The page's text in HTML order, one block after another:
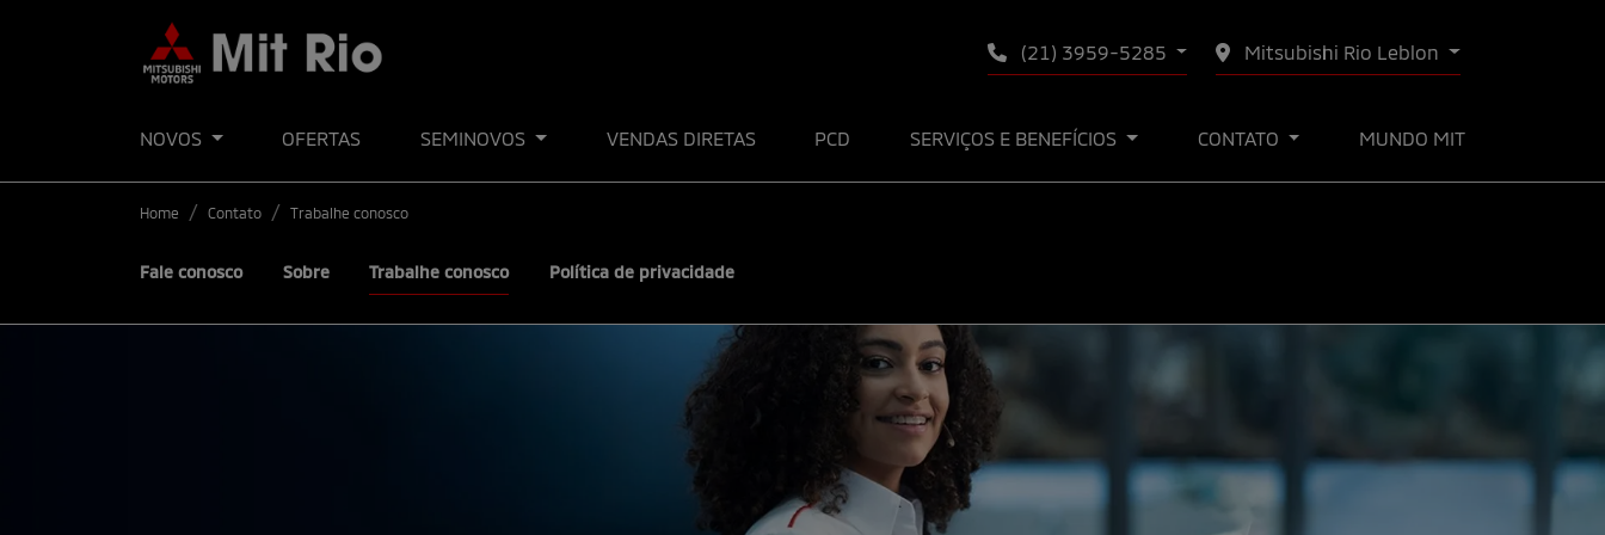
(21) 3959-5285 Mitsubishi Rio Leblon
NOVOS OFERTAS SEMINOVOS VENDAS DIRETAS PCD SERVIÇOS E BENEFÍCIOS CONTATO MUNDO MIT
Home Contato Trabalhe conosco
Fale conosco Sobre Trabalhe conosco Política de privacidade